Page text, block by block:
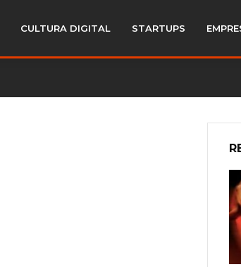
CULTURA DIGITAL STARTUPS